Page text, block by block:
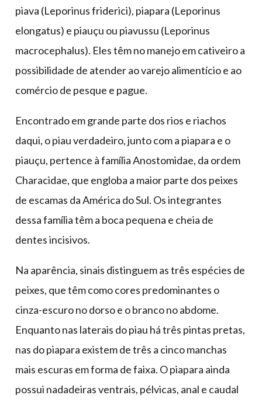
piava (Leporinus friderici), piapara (Leporinus
elongatus) e piauçu ou piavussu (Leporinus
macrocephalus). Eles têm no manejo em cativeiro a
possibilidade de atender ao varejo alimentício e ao
comércio de pesque e pague.
Encontrado em grande parte dos rios e riachos
daqui, o piau verdadeiro, junto com a piapara e o
piauçu, pertence à família Anostomidae, da ordem
Characidae, que engloba a maior parte dos peixes
de escamas da América do Sul. Os integrantes
dessa família têm a boca pequena e cheia de
dentes incisivos.
Na aparência, sinais distinguem as três espécies de
peixes, que têm como cores predominantes o
cinza-escuro no dorso e o branco no abdome.
Enquanto nas laterais do piau há três pintas pretas,
nas do piapara existem de três a cinco manchas
mais escuras em forma de faixa. O piapara ainda
possui nadadeiras ventrais, pélvicas, anal e caudal